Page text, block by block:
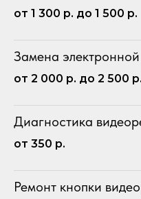
от 1 300 р. до 1 500 р.
Замена
от 2 000 р. до 2 500 р.
Диагностика
от 350 р.
Ремонт кнопки